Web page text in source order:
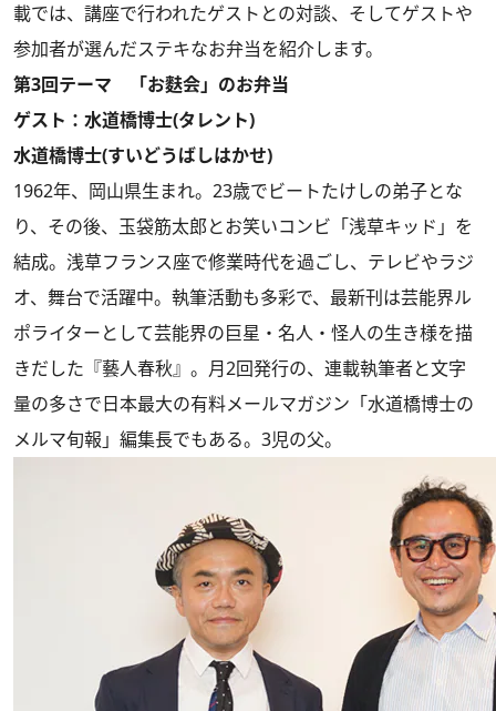
載では、講座で行われたゲストとの対談、そしてゲストや
参加者が選んだステキなお弁当を紹介します。
第3回テーマ 「お麩会」のお弁当
ゲスト：水道橋博士(タレント)
水道橋博士(すいどうばしはかせ)
1962年、岡山県生まれ。23歳でビートたけしの弟子とな
り、その後、玉袋筋太郎とお笑いコンビ「浅草キッド」を
結成。浅草フランス座で修業時代を過ごし、テレビやラジ
オ、舞台で活躍中。執筆活動も多彩で、最新刊は芸能界ル
ポライターとして芸能界の巨星・名人・怪人の生き様を描
きだした『藝人春秋』。月2回発行の、連載執筆者と文字
量の多さで日本最大の有料メールマガジン「水道橋博士の
メルマ旬報」編集長でもある。3児の父。